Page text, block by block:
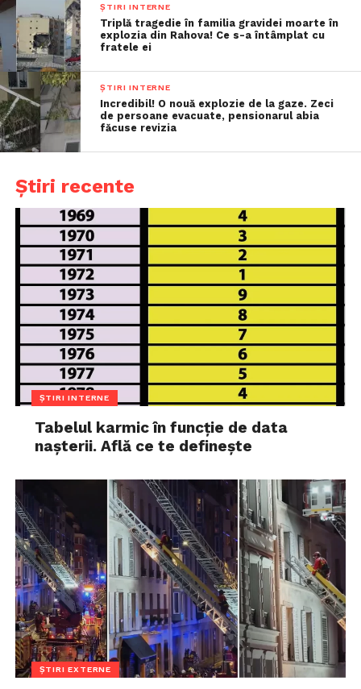
ȘTIRI INTERNE
Triplă tragedie în familia gravidei moarte în
explozia din Rahova! Ce s-a întâmplat cu
fratele ei
ȘTIRI INTERNE
Incredibil! O nouă explozie de la gaze. Zeci
de persoane evacuate, pensionarul abia
făcuse revizia
Știri recente
ȘTIRI INTERNE
Tabelul karmic în funcție de data
nașterii. Află ce te definește
ȘTIRI EXTERNE